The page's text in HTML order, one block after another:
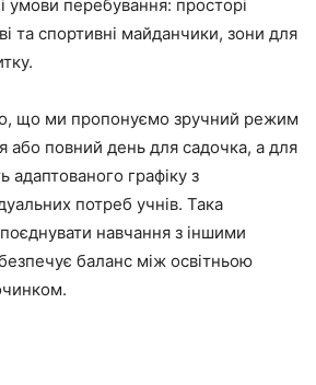
умови перебування: просторі
та спортивні майданчики, зони для
що ми пропонуємо зручний режим
або повний день для садочка, а для
графіку з
потреб учнів. Така
навчання з іншими
баланс між освітньою